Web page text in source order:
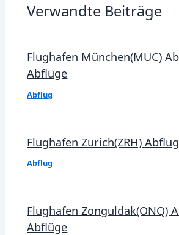
Verwandte Beiträge
Flughafen München(MUC)
Abflüge
Abflug
Flughafen Zürich(ZRH)
Abflug
Flughafen Zonguldak(ONQ)
Abflüge